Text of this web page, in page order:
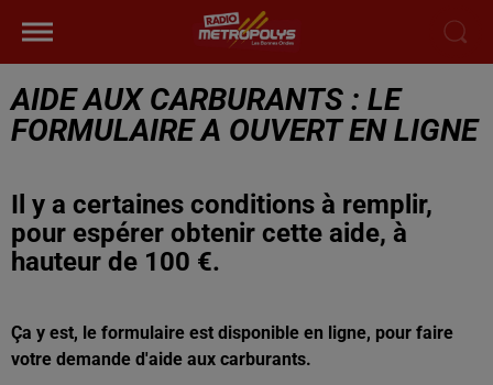
AIDE AUX CARBURANTS : LE
FORMULAIRE A OUVERT EN LIGNE
Il y a certaines conditions à remplir,
pour espérer obtenir cette aide, à
hauteur de 100 €.
Ça y est, le formulaire est disponible en ligne, pour faire
votre demande d'aide aux carburants.